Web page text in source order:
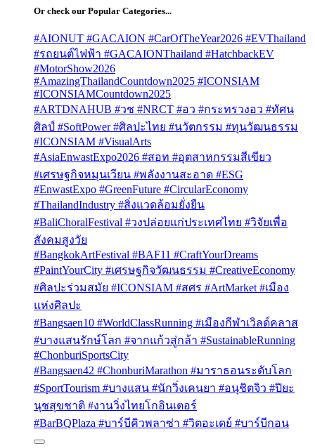
Or check our Popular Categories...
#AIONUT #GACAION #CarOfTheYear2026 #EVThailand
#รถยนต์ไฟฟ้า #GACAIONThailand #HatchbackEV
#MotorShow2026
#AmazingThailandCountdown2025 #ICONSIAM
#ICONSIAMCountdown2025
#ARTDNAHUB #วช #NRCT #อว #กระทรวงอว #ทัศน
ศิลป์ #SoftPower #ศิลปะไทย #นวัตกรรม #ทุนวัฒนธรรม
#ICONSIAM #VisualArts
#AsiaEnwastExpo2026 #สอท #อุตสาหกรรมสีเขียว
#เศรษฐกิจหมุนเวียน #พลังงานสะอาด #ESG
#EnwastExpo #GreenFuture #CircularEconomy
#ThailandIndustry #สิ่งแวดล้อมยั่งยืน
#BaliChoralFestival #วงปล่อยแก่ประเทศไทย #วิจัยเพื่อ
สังคมสูงวัย
#BangkokArtFestival #BAF11 #CraftYourDreams
#PaintYourCity #เศรษฐกิจวัฒนธรรม #CreativeEconomy
#ศิลปะร่วมสมัย #ICONSIAM #สศร #ArtMarket #เมือง
แห่งศิลปะ
#Bangsaen10 #WorldClassRunning #เมืองกีฬาเวิลด์คลาส
#บางแสนรักษ์โลก #จากแก้วสู่กล้า #SustainableRunning
#ChonburiSportsCity
#Bangsaen42 #ChonburiMarathon #มาราธอนระดับโลก
#SportTourism #บางแสน #นักวิ่งเคนยา #อนุชิตจิว #ปิยะ
นุชสุขชาติ #งานวิ่งไทยโกอินเตอร์
#BarBQPlaza #บาร์บีคิวพลาซ่า #วิตอะเดย์ #บาร์บีกอน